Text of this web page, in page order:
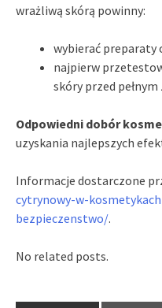
wrażliwą skórą powinny:
wybierać preparaty
najpierw
skóry przed
Odpowiedni dobór
uzyskania najlepszych
Informacje dostarczone
cytrynowy-w-
bezpieczenstwo/.
No related posts.